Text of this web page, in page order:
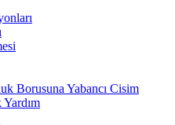
Borusuna Yabancı Cisim